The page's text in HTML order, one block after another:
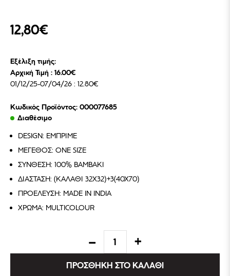
12,80€
Εξέλιξη τιμής:
Αρχική Τιμή : 16.00€
01/12/25-07/04/26 : 12.80€
Κωδικός Προϊόντος: 000077685
Διαθέσιμο
DESIGN: ΕΜΠΡΙΜΕ
ΜΕΓΕΘΟΣ: ONE SIZE
ΣΥΝΘΕΣΗ: 100% ΒΑΜΒΑΚΙ
ΔΙΑΣΤΑΣΗ: (ΚΑΛΑΘΙ 32Χ32)+3(40Χ70)
ΠΡΟΕΛΕΥΣΗ: MADE IN INDIA
ΧΡΩΜΑ: MULTICOLOUR
ΠΡΟΣΘΗΚΗ ΣΤΟ ΚΑΛΑΘΙ